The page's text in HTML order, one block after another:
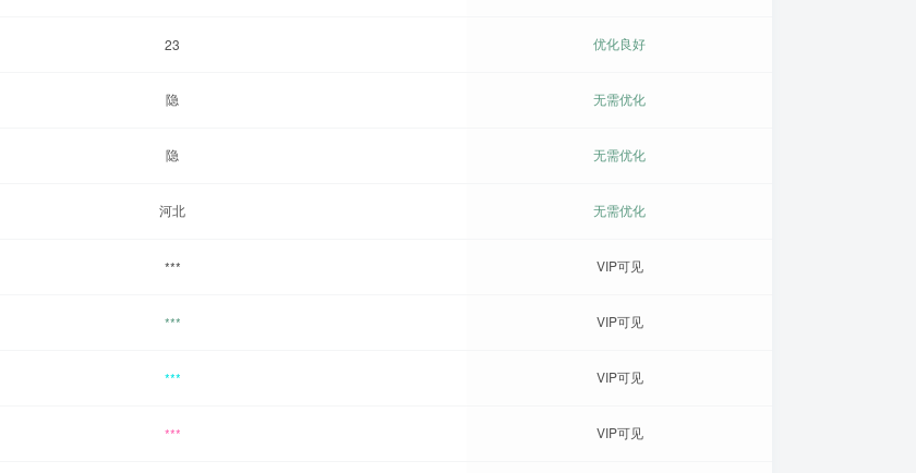
23 优化良好
隐 无需优化
隐 无需优化
河北 无需优化
*** VIP可见
*** VIP可见
*** VIP可见
*** VIP可见